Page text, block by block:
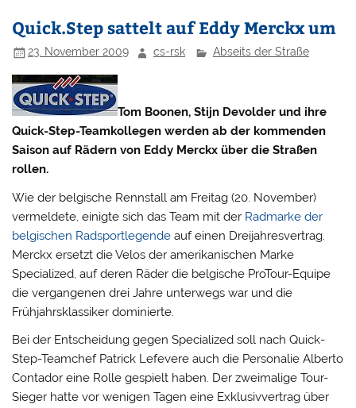
Quick.Step sattelt auf Eddy Merckx um
23. November 2009 cs-rsk Abseits der Straße
Tom Boonen, Stijn Devolder und ihre
Quick-Step-Teamkollegen werden ab der kommenden
Saison auf Rädern von Eddy Merckx über die Straßen
rollen.
Wie der belgische Rennstall am Freitag (20. November)
vermeldete, einigte sich das Team mit der Radmarke der
belgischen Radsportlegende auf einen Dreijahresvertrag.
Merckx ersetzt die Velos der amerikanischen Marke
Specialized, auf deren Räder die belgische ProTour-Equipe
die vergangenen drei Jahre unterwegs war und die
Frühjahrsklassiker dominierte.
Bei der Entscheidung gegen Specialized soll nach Quick-
Step-Teamchef Patrick Lefevere auch die Personalie Alberto
Contador eine Rolle gespielt haben. Der zweimalige Tour-
Sieger hatte vor wenigen Tagen eine Exklusivvertrag über